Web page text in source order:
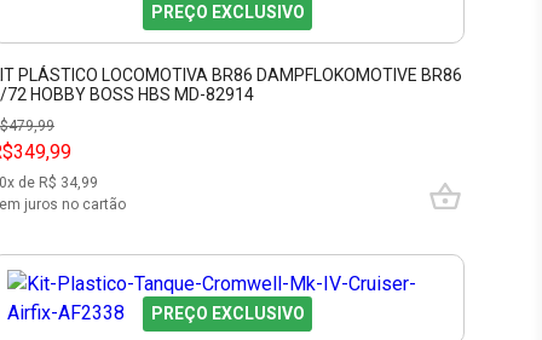
PREÇO EXCLUSIVO
PLÁSTICO LOCOMOTIVA BR86 DAMPFLOKOMOTIVE BR86
72 HOBBY BOSS HBS MD-82914
479,99
x de R$ 34,99
juros no cartão
PREÇO EXCLUSIVO